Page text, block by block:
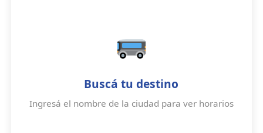
Buscá tu destino
Ingresá el nombre de la ciudad para ver horarios